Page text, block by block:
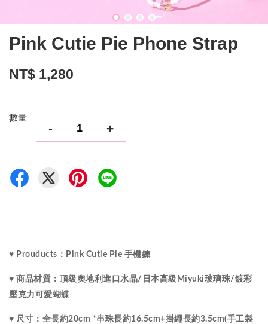
Pink Cutie Pie Phone Strap
NT$ 1,280
數量
- +
♥ Prouducts：Pink Cutie Pie 手機鍊
♥ 商品材質： 頂級奧地利進口 水晶/ 日本高級Miyuki玻璃珠/鍍彩
壓克力可愛蝴蝶
♥ 尺寸： 全長約20cm *串珠長約16.5cm+掛繩長約3.5cm(手工製